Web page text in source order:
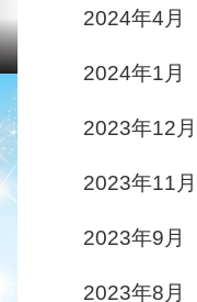
2024年4月
2024年1月
2023年12月
2023年11月
2023年9月
2023年8月